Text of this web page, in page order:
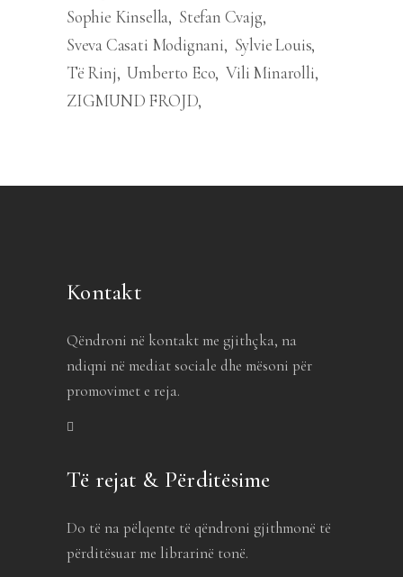
Sophie Kinsella Stefan Cvajg
Sveva Casati Modignani
Sylvie Louis
Të Rinj Umberto Eco Vili Minarolli
ZIGMUND FROJD
Kontakt
Qëndroni në kontakt me gjithçka, na
ndiqni në mediat sociale dhe mësoni për
promovimet e reja.
Të rejat & Përditësime
Do të na pëlqente të qëndroni gjithmonë të
përditësuar me librarinë tonë.